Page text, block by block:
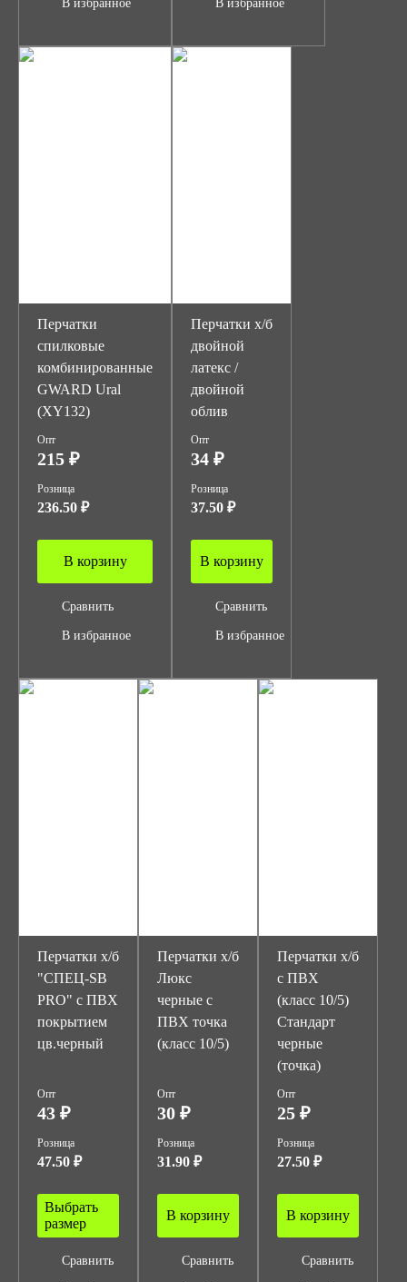
В избранное В избранное
Перчатки
спилковые
комбинированные
GWARD Ural
(XY132)
Опт
215 ₽
Розница
236.50 ₽
В корзину
Сравнить
В избранное
Перчатки х/б
двойной
латекс /
двойной
облив
Опт
34 ₽
Розница
37.50 ₽
В корзину
Сравнить
В избранное
Перчатки х/б
"СПЕЦ-SB
PRO" с ПВХ
покрытием
цв.черный
Опт
43 ₽
Розница
47.50 ₽
Выбрать
размер
Сравнить
Перчатки х/б
Люкс
черные с
ПВХ точка
(класс 10/5)
Опт
30 ₽
Розница
31.90 ₽
В корзину
Сравнить
Перчатки х/б
с ПВХ
(класс 10/5)
Стандарт
черные
(точка)
Опт
25 ₽
Розница
27.50 ₽
В корзину
Сравнить